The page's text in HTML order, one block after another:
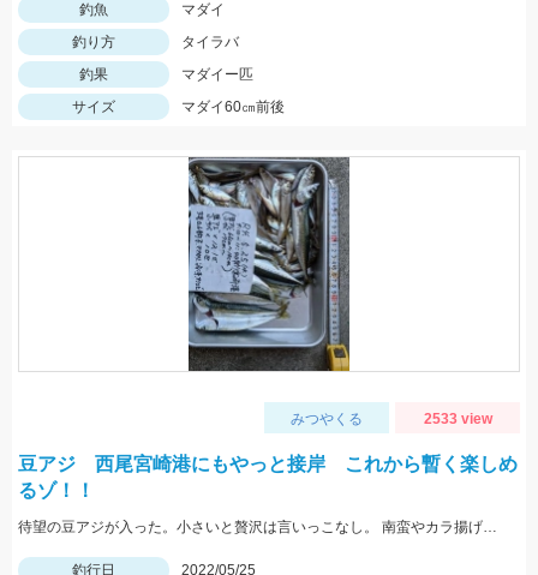
釣魚
マダイ
釣り方
タイラバ
釣果
マダイー匹
サイズ
マダイ60㎝前後
みつやくる 2533 view
豆アジ 西尾宮崎港にもやっと接岸 これから暫く楽しめ
るゾ！！
待望の豆アジが入った。小さいと贅沢は言いっこなし。 南蛮やカラ揚げに最適。今だけの特典。
釣行日 2022/05/25